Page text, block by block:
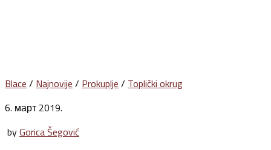
Blace / Najnovije / Prokuplje / Toplički okrug
6. март 2019.
byGorica Šegović